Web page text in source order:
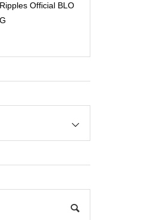
Ripples Official BLO
G